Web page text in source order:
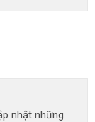
nhật những